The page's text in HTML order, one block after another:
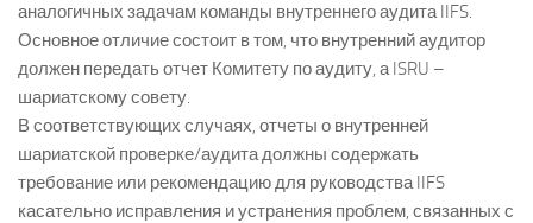
аналогичных задачам команды внутреннего аудита IIFS.
Основное отличие состоит в том, что внутренний аудитор
должен передать отчет Комитету по аудиту, а ISRU –
шариатскому совету.
В соответствующих случаях, отчеты о внутренней
шариатской проверке/аудита должны содержать
требование или рекомендацию для руководства IIFS
касательно исправления и устранения проблем, связанных с